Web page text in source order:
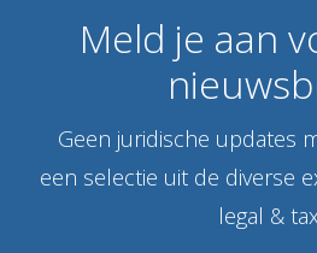
Meld je aan
Geen juridische updates
een selectie uit de diverse
legal &